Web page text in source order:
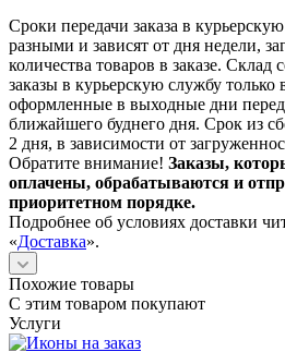
Сроки передачи заказа в
разными и зависят от дня недели,
количества товаров в заказе. Склад
заказы в курьерскую службу только
оформленные в выходные дни
ближайшего буднего дня. Срок из
2 дня, в зависимости от
Обратите внимание! Заказы,
оплачены, обрабатываются и
приоритетном порядке.
Подробнее об условиях доставки
«Доставка».
Похожие товары
С этим товаром покупают
Услуги